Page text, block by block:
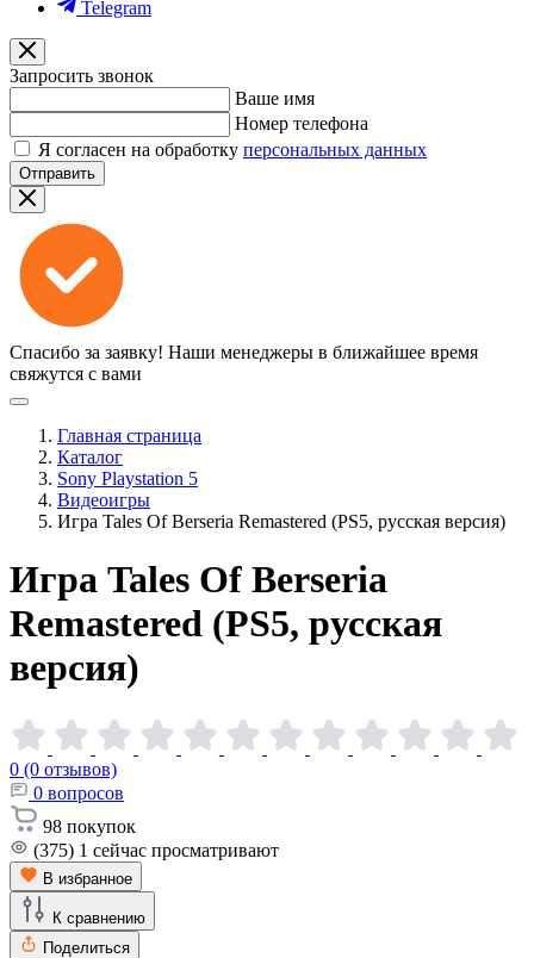
Telegram
Запросить звонок
Ваше имя
Номер телефона
Я согласен на обработку персональных данных
Отправить
Спасибо за заявку! Наши менеджеры в ближайшее время
свяжутся с вами
Главная страница
Каталог
Sony Playstation 5
Видеоигры
Игра Tales Of Berseria Remastered (PS5, русская версия)
Игра Tales Of Berseria
Remastered (PS5, русская
версия)
0 (0 отзывов)
0 вопросов
98 покупок
(375) 1 сейчас просматривают
В избранное
К сравнению
Поделиться